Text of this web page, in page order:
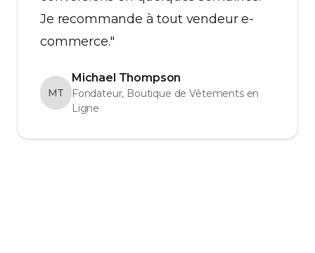
Je recommande à tout vendeur e-
commerce."
MT
Michael Thompson
Fondateur, Boutique de Vêtements en
Ligne